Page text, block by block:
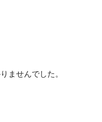
ませんでした。